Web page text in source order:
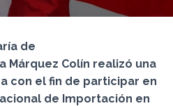
C
Ó
N
de
Márquez Colín realizó una
con el fin de participar en
de Importación en